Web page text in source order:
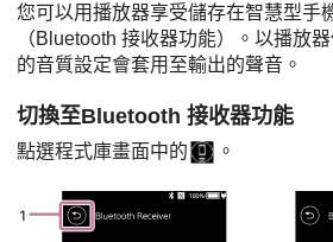
您可以用播放器享受儲存在智慧型手
（Bluetooth 接收器功能）。以播放
的音質設定會套用至輸出的聲音。
切換至Bluetooth 接收器功能
點選程式庫畫面中的 。